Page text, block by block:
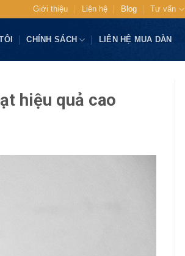
Giới thiệu Liên hệ Blog Tư vấn
CHÍNH SÁCH LIÊN HỆ MUA DÀN
hiệu quả cao